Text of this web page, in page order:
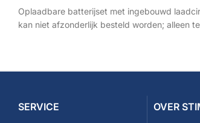
Oplaadbare batterijset met ingebouwd
kan niet afzonderlijk besteld worden; alleen
SERVICE OVER